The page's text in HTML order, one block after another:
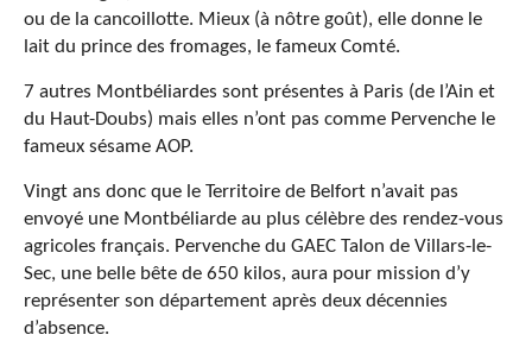
ou de la cancoillotte. Mieux (à nôtre goût), elle donne le
lait du prince des fromages, le fameux Comté.
7 autres Montbéliardes sont présentes à Paris (de l’Ain et
du Haut-Doubs) mais elles n’ont pas comme Pervenche le
fameux sésame AOP.
Vingt ans donc que le Territoire de Belfort n’avait pas
envoyé une Montbéliarde au plus célèbre des rendez-vous
agricoles français. Pervenche du GAEC Talon de Villars-le-
Sec, une belle bête de 650 kilos, aura pour mission d’y
représenter son département après deux décennies
d’absence.